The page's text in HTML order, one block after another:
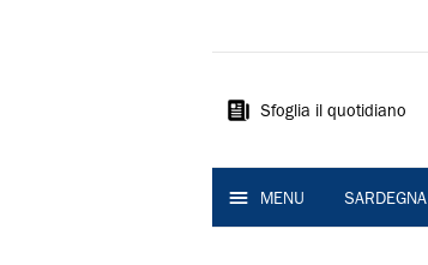
Sardegna
Sfoglia il quotidiano
MENU SARDEGNA